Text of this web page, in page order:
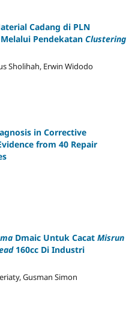
Cadang di PLN
Pendekatan Clustering
Sholihah, Erwin Widodo
in Corrective
from 40 Repair
Dmaic Untuk Cacat Misrun
160cc Di Industri
Gusman Simon